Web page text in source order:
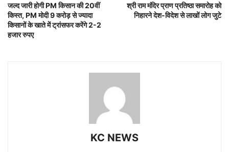
जल्द जारी होगी PM किसान की 20वीं
किस्त, PM मोदी 9 करोड़ से ज्यादा
किसानों के खाते में ट्रांसफर करेंगे 2-2
हजार रुपए
श्री राम मंदिर प्राण प्रतिष्ठा समारोह को
निहारने देश-विदेश से लाखों लोग जुटे
KC NEWS